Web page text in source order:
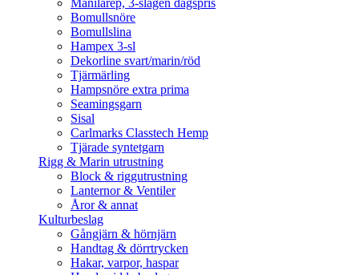
Manilarep, 3-slagen dagspris
Bomullsnöre
Bomullslina
Hampex 3-sl
Dekorline svart/marin/röd
Tjärmärling
Hampsnöre extra prima
Seamingsgarn
Sisal
Carlmarks Classtech Hemp
Tjärade syntetgarn
Rigg & Marin utrustning
Block & riggutrustning
Lanternor & Ventiler
Åror & annat
Kulturbeslag
Gångjärn & hörnjärn
Handtag & dörrtrycken
Hakar, varpor, haspar